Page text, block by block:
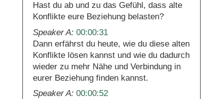
Hast du ab und zu das Gefühl, dass alte
Konflikte eure Beziehung belasten?
Speaker A: 00:00:31
Dann erfährst du heute, wie du diese alten
Konflikte lösen kannst und wie du dadurch
wieder zu mehr Nähe und Verbindung in
eurer Beziehung finden kannst.
Speaker A: 00:00:52